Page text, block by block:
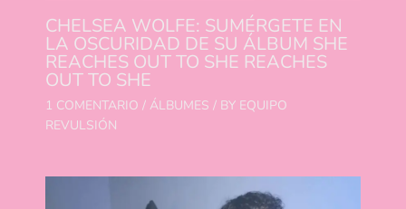
CHELSEA WOLFE: SUMÉRGETE EN
LA OSCURIDAD DE SU ÁLBUM SHE
REACHES OUT TO SHE REACHES
OUT TO SHE
1 COMENTARIO / ÁLBUMES / BY EQUIPO
REVULSIÓN